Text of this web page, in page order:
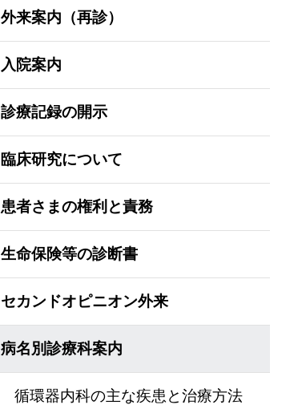
外来案内（再診）
入院案内
診療記録の開示
臨床研究について
患者さまの権利と責務
生命保険等の診断書
セカンドオピニオン外来
病名別診療科案内
循環器内科の主な疾患と治療方法